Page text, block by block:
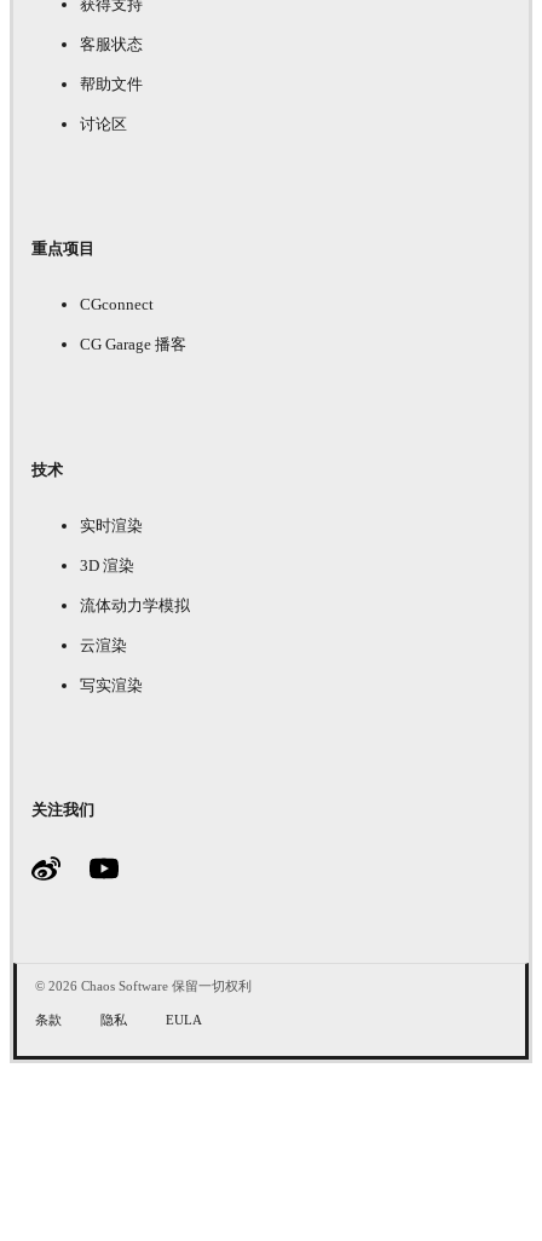
获得支持
客服状态
帮助文件
讨论区
重点项目
CGconnect
CG Garage 播客
技术
实时渲染
3D 渲染
流体动力学模拟
云渲染
写实渲染
关注我们
© 2026 Chaos Software 保留一切权利
条款 隐私 EULA